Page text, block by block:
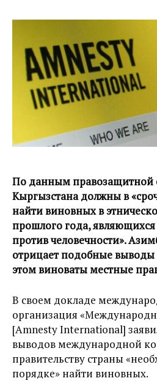
По данным правозащитной
Кыргызстана должны в
найти виновных в
прошлого года,
против человечности».
отрицает подобные выводы
этом виноваты местные
В своем докладе
организация
[Amnesty International]
выводов международной
правительству страны
порядке» найти виновных.